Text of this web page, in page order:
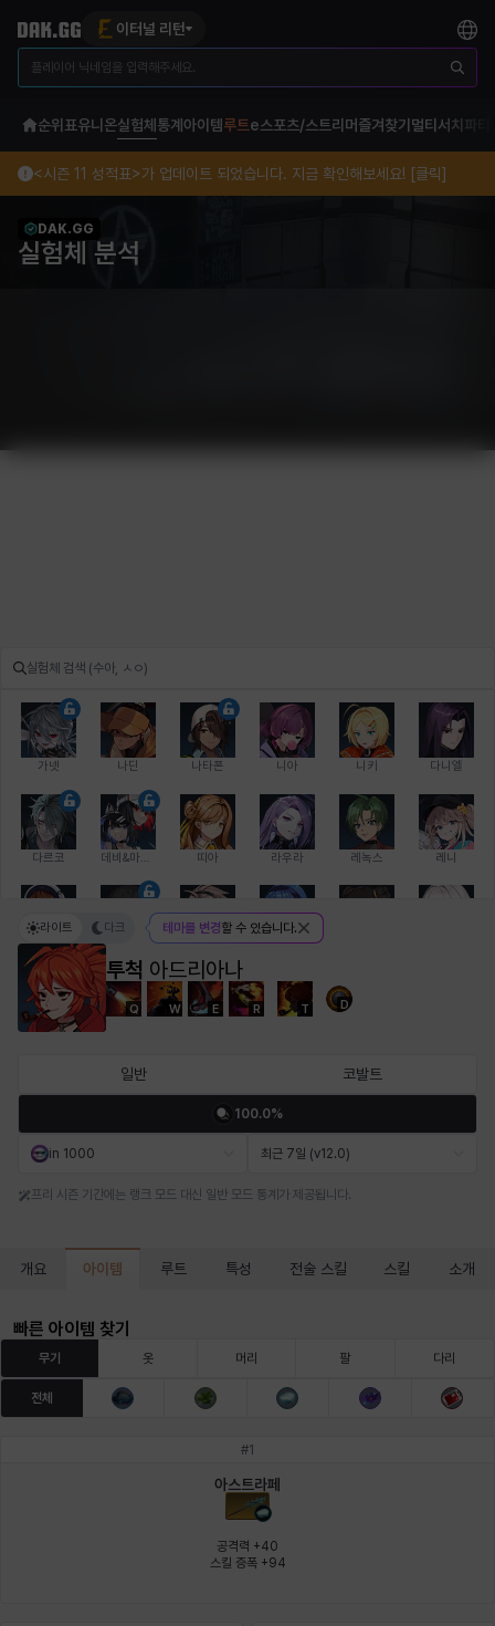
이터널 리턴
순위표유니온실험체 통계 아이템루트e스포츠/스트리머 즐겨찾기 멀티서치 파티
<시즌 11 성적표>가 업데이트 되었습니다. 지금 확인해보세요! [클릭]
DAK.GG
실험체 분석
가넷 나딘 나타폰 니아 니키 다니엘
다르코 띠아 라우라 레녹스 레니
레온 루크 르노어
바바라 버니스 블레어 비앙카 비형 샬럿
아야 아이솔 아이작 알렉스 알론소 얀
에키온 엘레나
투척 아드리아나
Q W E R T D
라이트 다크 테마를 변경할 수 있습니다.
일반 코발트
100.0%
in 1000 최근 7일 (v12.0)
프리 시즌 기간에는 랭크 모드 대신 일반 모드 통계가 제공됩니다.
개요 아이템 루트 특성 전술 스킬 스킬 소개
빠른 아이템 찾기
무기 옷 머리 팔 다리
전체
#1
아스트라페
공격력 +40
스킬 증폭 +94